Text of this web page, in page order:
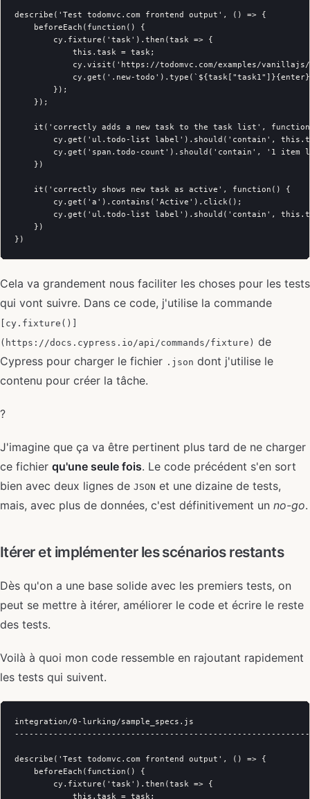
describe('Test todomvc.com frontend output', () => {
    beforeEach(function() {
        cy.fixture('task').then(task => {
            this.task = task;
cy.visit('https://todomvc.com/examples/
cy.get('.new-
        });
    });
it('correctly adds a new task to the task list',
cy.get('ul.todo-list label').should('contain',
cy.get('span.todo-count').should('contain', '1 item
    })
    it('correctly shows new task as active', function() {
        cy.get('a').contains('Active').click();
cy.get('ul.todo-list label').should('contain',
    })
Cela va grandement nous faciliter les choses pour les tests
qui vont suivre. Dans ce code, j'utilise la commande
[cy.fixture()]
(https://docs.cypress.io/api/commands/fixture) de
Cypress pour charger le fichier .json dont j'utilise le
contenu pour créer la tâche.
?
J'imagine que ça va être pertinent plus tard de ne charger
ce fichier qu'une seule fois. Le code précédent s'en sort
bien avec deux lignes de JSON et une dizaine de tests,
mais, avec plus de données, c'est définitivement un no-go.
Itérer et implémenter les scénarios restants
Dès qu'on a une base solide avec les premiers tests, on
peut se mettre à itérer, améliorer le code et écrire le reste
des tests.
Voilà à quoi mon code ressemble en rajoutant rapidement
les tests qui suivent.
integration/0-lurking/sample_specs.js
describe('Test todomvc.com frontend output', () => {
    beforeEach(function() {
        cy.fixture('task').then(task => {
            this.task = task;